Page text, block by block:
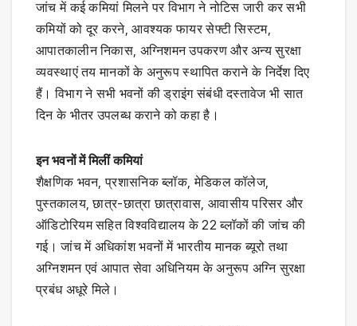
जांच में कई कमियां मिलने पर विभाग ने नोटिस जारी कर सभी
कमियों को दूर करने, आवश्यक फायर सेफ्टी सिस्टम,
आपातकालीन निकास, अग्निशमन उपकरण और अन्य सुरक्षा
व्यवस्थाएं तय मानकों के अनुरूप स्थापित कराने के निर्देश दिए
हैं। विभाग ने सभी भवनों की ड्राइंग संबंधी दस्तावेज भी सात
दिन के भीतर उपलब्ध कराने को कहा है।
इन भवनों में मिलीं कमियां
शैक्षणिक भवन, प्रशासनिक ब्लॉक, मेडिकल कॉलेज,
पुस्तकालय, छात्र-छात्रा छात्रावास, आवासीय परिसर और
ऑडिटोरियम सहित विश्वविद्यालय के 22 ब्लॉकों की जांच की
गई। जांच में अधिकांश भवनों में भारतीय मानक ब्यूरो तथा
अग्निशमन एवं आपात सेवा अधिनियम के अनुरूप अग्नि सुरक्षा
प्रबंध अधूरे मिले।